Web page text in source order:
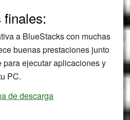
finales:
a BlueStacks con muchas
buenas prestaciones junto
para ejecutar aplicaciones y
PC.
de descarga